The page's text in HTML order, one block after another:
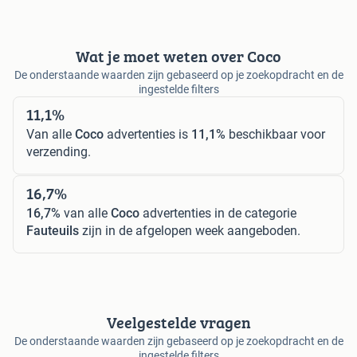
Wat je moet weten over Coco
De onderstaande waarden zijn gebaseerd op je zoekopdracht en de
ingestelde filters
11,1%
Van alle Coco advertenties is 11,1% beschikbaar voor
verzending.
16,7%
16,7% van alle Coco advertenties in de categorie
Fauteuils zijn in de afgelopen week aangeboden.
Veelgestelde vragen
De onderstaande waarden zijn gebaseerd op je zoekopdracht en de